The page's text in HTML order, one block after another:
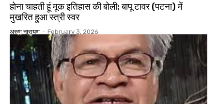
होना चाहती हूं मूक इतिहास की बोली: बापू टावर (पटना) में
मुखरित हुआ स्त्री स्वर
अरुण नारायण - February 3, 2026